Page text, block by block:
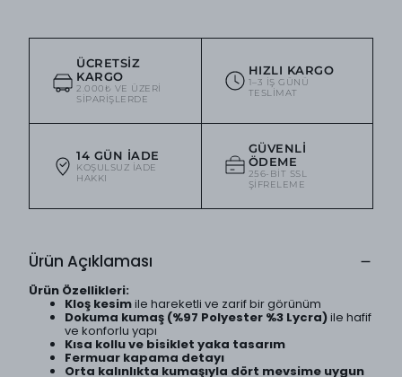
ÜCRETSIZ
KARGO
2.000₺ VE ÜZERI
SIPARIŞLERDE
HIZLI KARGO
1–3 IŞ GÜNÜ
TESLIMAT
14 GÜN İADE
KOŞULSUZ IADE
HAKKI
GÜVENLI
ÖDEME
256-BIT SSL
ŞIFRELEME
Ürün Açıklaması
Ürün Özellikleri:
Kloş kesimile hareketli ve zarif bir görünüm
Dokuma kumaş (%97 Polyester %3 Lycra)ile hafif
ve konforlu yapı
Kısa kollu ve bisiklet yaka tasarım
Fermuar kapama detayı
Orta kalınlıkta kumaşıyla dört mevsime uygun